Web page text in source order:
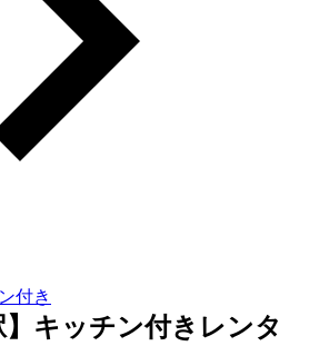
付き
】キッチン付きレンタ